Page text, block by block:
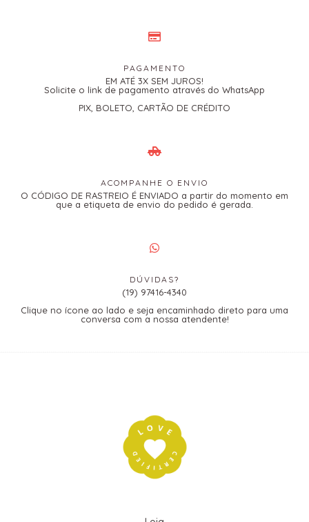
PAGAMENTO
EM ATÉ 3X SEM JUROS!
Solicite o link de pagamento através do WhatsApp
PIX, BOLETO, CARTÃO DE CRÉDITO
ACOMPANHE O ENVIO
O CÓDIGO DE RASTREIO É ENVIADO a partir do momento em
que a etiqueta de envio do pedido é gerada.
DÚVIDAS?
(19) 97416-4340
Clique no ícone ao lado e seja encaminhado direto para uma
conversa com a nossa atendente!